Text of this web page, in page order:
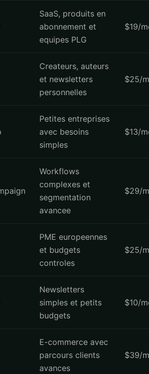
SaaS, produits en
abonnement et
equipes PLG
$19/
Createurs, auteurs
et newsletters
personnelles
$25/
Petites entreprises
avec besoins
simples
$13/
Workflows
complexes et
segmentation
avancee
$29/
PME europeennes
et budgets
controles
$25/
Newsletters
simples et petits
budgets
$10/
E-commerce avec
parcours clients
avances
$39/